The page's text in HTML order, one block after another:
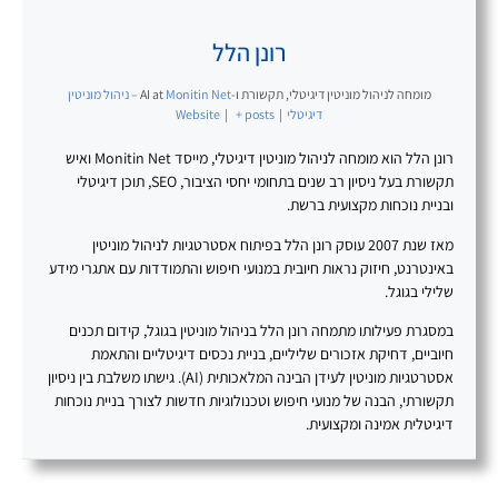
רונן הלל
מומחה לניהול מוניטין דיגיטלי, תקשורת ו-AI at
Monitin Net – ניהול מוניטין
דיגיטלי |
Website | + posts
רונן הלל הוא מומחה לניהול מוניטין דיגיטלי, מייסד Monitin Net ואיש
תקשורת בעל ניסיון רב שנים בתחומי יחסי הציבור, SEO, תוכן דיגיטלי
ובניית נוכחות מקצועית ברשת.
מאז שנת 2007 עוסק רונן הלל בפיתוח אסטרטגיות לניהול מוניטין
באינטרנט, חיזוק נראות חיובית במנועי חיפוש והתמודדות עם אתגרי מידע
שלילי בגוגל.
במסגרת פעילותו מתמחה רונן הלל בניהול מוניטין בגוגל, קידום תכנים
חיוביים, דחיקת אזכורים שליליים, בניית נכסים דיגיטליים והתאמת
אסטרטגיות מוניטין לעידן הבינה המלאכותית (AI). גישתו משלבת בין ניסיון
תקשורתי, הבנה של מנועי חיפוש וטכנולוגיות חדשות לצורך בניית נוכחות
דיגיטלית אמינה ומקצועית.